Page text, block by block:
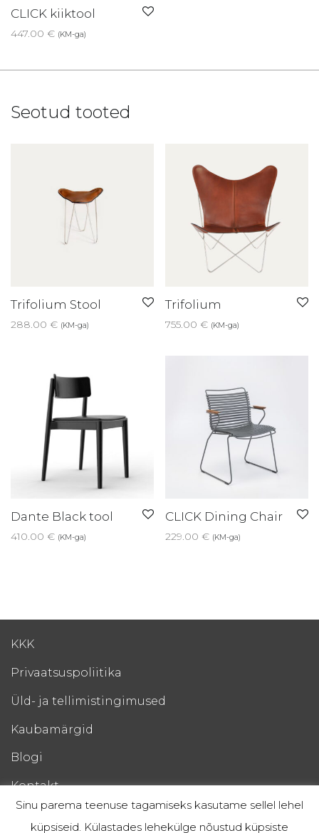
CLICK kiiktool
447.00 € (KM-ga)
Seotud tooted
Trifolium Stool
288.00 € (KM-ga)
Trifolium
755.00 € (KM-ga)
Dante Black tool
410.00 € (KM-ga)
CLICK Dining Chair
229.00 € (KM-ga)
KKK
Privaatsuspoliitika
Üld- ja tellimistingimused
Kaubamärgid
Blogi
Kontakt
Esto Järelmaks
Sinu parema teenuse tagamiseks kasutame sellel lehel
küpsiseid. Külastades lehekülge nõustud küpsiste